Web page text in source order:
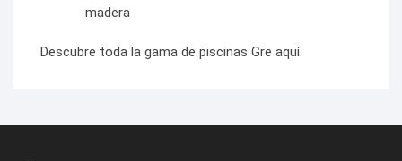
madera
Descubre toda la gama de piscinas Gre aquí.